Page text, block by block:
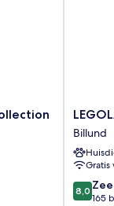
Pirates'
Inn
Motel
Billund
Billund
Gratis
8.0
van
8,0
165